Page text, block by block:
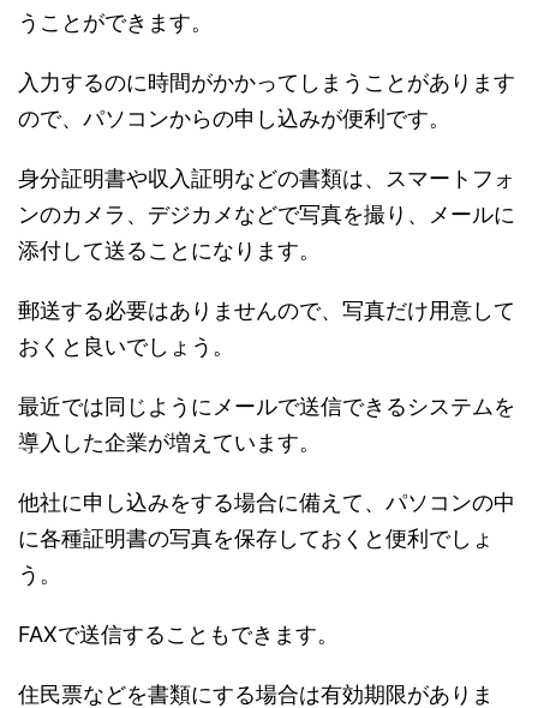
うことができます。
入力するのに時間がかかってしまうことがあります
ので、パソコンからの申し込みが便利です。
身分証明書や収入証明などの書類は、スマートフォ
ンのカメラ、デジカメなどで写真を撮り、メールに
添付して送ることになります。
郵送する必要はありませんので、写真だけ用意して
おくと良いでしょう。
最近では同じようにメールで送信できるシステムを
導入した企業が増えています。
他社に申し込みをする場合に備えて、パソコンの中
に各種証明書の写真を保存しておくと便利でしょ
う。
FAXで送信することもできます。
住民票などを書類にする場合は有効期限がありま